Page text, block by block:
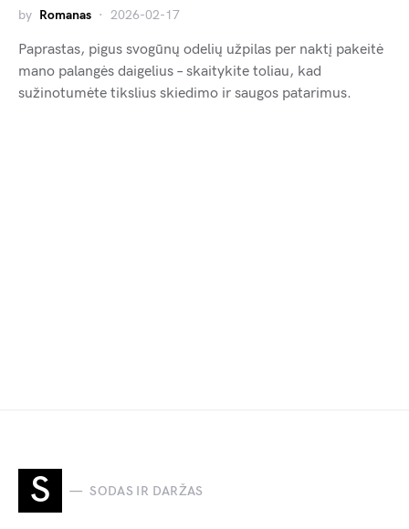
by Romanas 2026-02-17
Paprastas, pigus svogūnų odelių užpilas per naktį pakeitė
mano palangės daigelius – skaitykite toliau, kad
sužinotumėte tikslius skiedimo ir saugos patarimus.
S SODAS IR DARŽAS